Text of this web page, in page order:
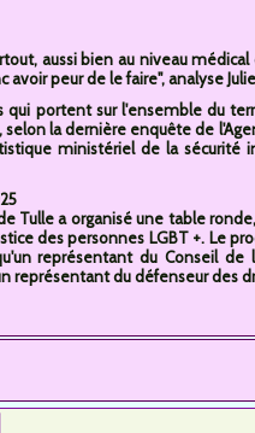
aussi bien au niveau
peur de le faire", analyse
portent sur l'ensemble du
la dernière enquête de
ministériel de la sécurité
Tulle a organisé une table
des personnes LGBT +. Le
représentant du Conseil de
représentant du défenseur des